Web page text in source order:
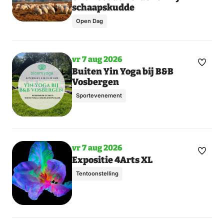
meer
dagen
schaapskudde
Open Dag
Toon
meer
dagen
vr 7 aug 2026
Buiten Yin Yoga bij B&B
Vosbergen
Sportevenement
Maak
Toon
meer
vr 7 aug 2026
Expositie 4Arts XL
Tentoonstelling
Maak